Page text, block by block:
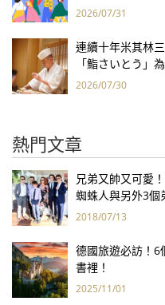
2026/07/31
連續十年米其林
「鮨さいとう」
2026/07/30
熱門文章
兄弟又帥又可愛
蜘蛛人與另外3個
2018/07/13
德國旅遊必訪！6
書裡！
2025/11/01